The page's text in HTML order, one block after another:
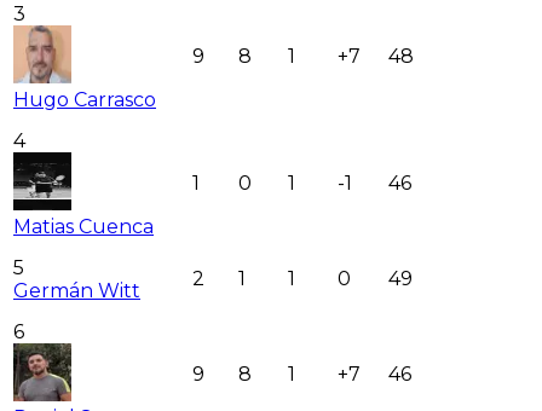
3
Hugo Carrasco
9 8 1 +7 48
4
Matias Cuenca
1 0 1 -1 46
5
Germán Witt
2 1 1 0 49
6
9 8 1 +7 46